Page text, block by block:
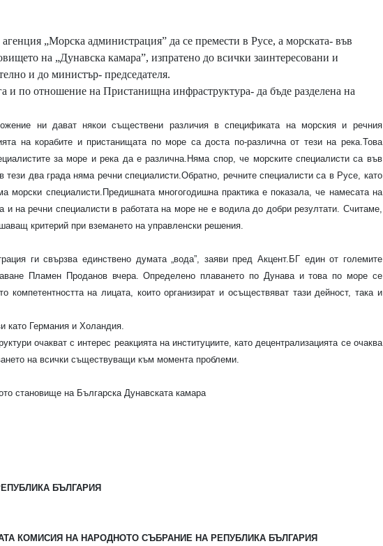
„Морска администрация” да се премести в Русе, а морската- във
на „Дунавска камара”, изпратено до всички заинтересовани и
и до министър- председателя.
и по отношение на Пристанищна инфраструктура- да бъде разделена на
ни дават някои съществени различия в спецификата на морския и речния
на корабите и пристанищата по море са доста по-различна от тези на река.Това
за море и река да е различна.Няма спор, че морските специалисти са във
два града няма речни специалисти.Обратно, речните специалисти са в Русе, като
морски специалисти.Предишната многогодишна практика е показала, че намесата на
и на речни специалисти в работата на море не е водила до добри резултати. Считаме,
критерий при вземането на управленски решения.
ги свързва единствено думата „вода”, заяви пред Акцент.БГ един от големите
Пламен Проданов вчера. Определено плаването по Дунава и това по море се
компетентността на лицата, които организират и осъществяват тази дейност, така и
като Германия и Холандия.
очакват с интерес реакцията на институциите, като децентрализацията се очаква
на всички съществуващи към момента проблеми.
становище на Българска Дунавската камара
БЪЛГАРИЯ
КОМИСИЯ НА НАРОДНОТО СЪБРАНИЕ НА РЕПУБЛИКА БЪЛГАРИЯ